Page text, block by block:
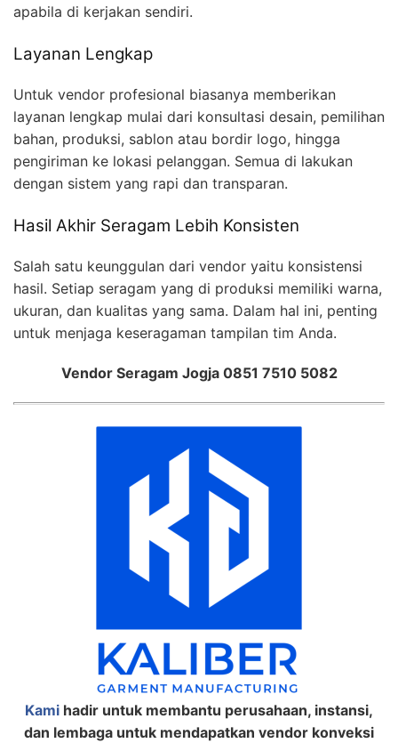
apabila di kerjakan sendiri.
Layanan Lengkap
Untuk vendor profesional biasanya memberikan
layanan lengkap mulai dari konsultasi desain, pemilihan
bahan, produksi, sablon atau bordir logo, hingga
pengiriman ke lokasi pelanggan. Semua di lakukan
dengan sistem yang rapi dan transparan.
Hasil Akhir Seragam Lebih Konsisten
Salah satu keunggulan dari vendor yaitu konsistensi
hasil. Setiap seragam yang di produksi memiliki warna,
ukuran, dan kualitas yang sama. Dalam hal ini, penting
untuk menjaga keseragaman tampilan tim Anda.
Vendor Seragam Jogja 0851 7510 5082
Kami hadir untuk membantu perusahaan, instansi,
dan lembaga untuk mendapatkan vendor konveksi